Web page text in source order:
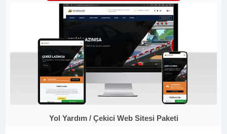
Yol Yardım / Çekici Web Sitesi Paketi